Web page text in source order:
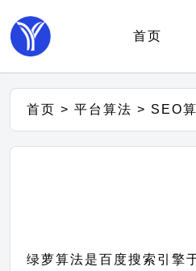
首页
首页 >平台算法 > SEO
绿萝算法是百度搜索引擎